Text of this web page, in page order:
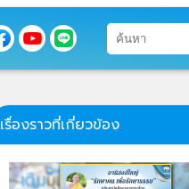
เรื่องราวที่เกี่ยวข้อง